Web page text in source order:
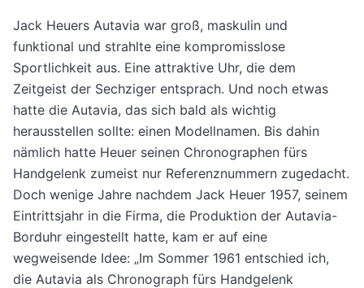
Jack Heuers Autavia war groß, maskulin und
funktional und strahlte eine kompromisslose
Sportlichkeit aus. Eine attraktive Uhr, die dem
Zeitgeist der Sechziger entsprach. Und noch etwas
hatte die Autavia, das sich bald als wichtig
herausstellen sollte: ­einen Modellnamen. Bis dahin
nämlich hatte Heuer seinen Chronographen fürs
Handgelenk zumeist nur Referenznummern zugedacht.
Doch wenige Jahre nachdem Jack Heuer 1957, seinem
Eintrittsjahr in die Firma, die Produktion der Autavia-
Borduhr eingestellt hatte, kam er auf eine
wegweisende Idee: „Im Sommer 1961 entschied ich,
die Autavia als Chronograph fürs Handgelenk